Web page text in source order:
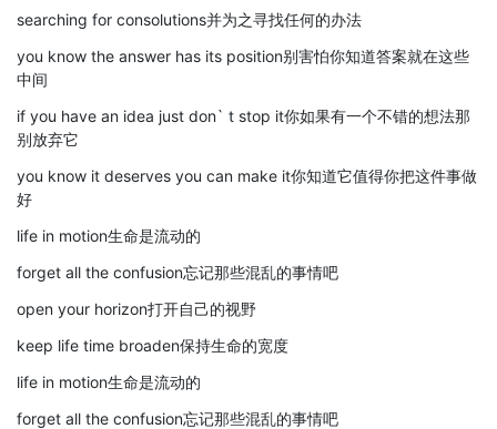
searching for consolutions并为之寻找任何的办法
you know the answer has its position别害怕你知道答案就在这些
中间
if you have an idea just don` t stop it你如果有一个不错的想法那
别放弃它
you know it deserves you can make it你知道它值得你把这件事做
好
life in motion生命是流动的
forget all the confusion忘记那些混乱的事情吧
open your horizon打开自己的视野
keep life time broaden保持生命的宽度
life in motion生命是流动的
forget all the confusion忘记那些混乱的事情吧